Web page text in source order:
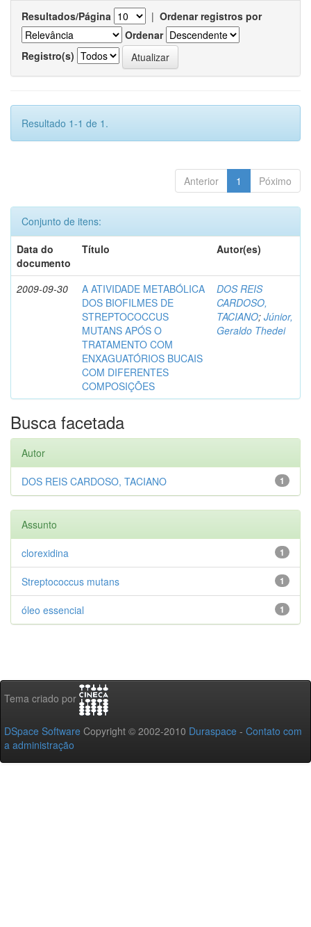
Resultados/Página | Ordenar registros por
Ordenar
Registro(s)
Resultado 1-1 de 1.
Anterior 1 Póximo
Conjunto de itens:
Data do
documento
Título Autor(es)
2009-09-30
A ATIVIDADE METABÓLICA
DOS BIOFILMES DE
STREPTOCOCCUS
MUTANS APÓS O
TRATAMENTO COM
ENXAGUATÓRIOS BUCAIS
COM DIFERENTES
COMPOSIÇÕES
DOS REIS
CARDOSO,
TACIANO; Júnior,
Geraldo Thedei
Busca facetada
Autor
1
DOS REIS CARDOSO, TACIANO
Assunto
1
clorexidina
1
Streptococcus mutans
1
óleo essencial
Tema criado por
DSpace Software Copyright © 2002-2010 Duraspace - Contato com
a administração